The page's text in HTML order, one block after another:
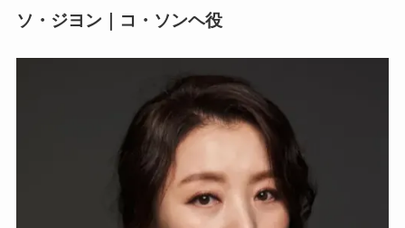
ソ・ジヨン｜コ・ソンヘ役